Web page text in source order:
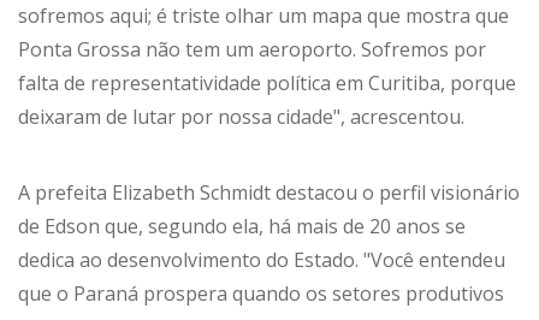
sofremos aqui; é triste olhar um mapa que mostra que
Ponta Grossa não tem um aeroporto. Sofremos por
falta de representatividade política em Curitiba, porque
deixaram de lutar por nossa cidade", acrescentou.
A prefeita Elizabeth Schmidt destacou o perfil visionário
de Edson que, segundo ela, há mais de 20 anos se
dedica ao desenvolvimento do Estado. "Você entendeu
que o Paraná prospera quando os setores produtivos